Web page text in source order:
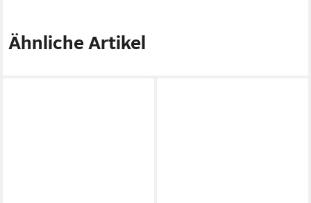
Ähnliche Artikel